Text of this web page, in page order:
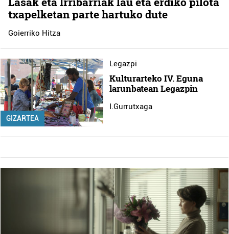
txapelketan parte hartuko dute
Goierriko Hitza
GIZARTEA
Legazpi
Kulturarteko IV. Eguna
larunbatean Legazpin
I.Gurrutxaga